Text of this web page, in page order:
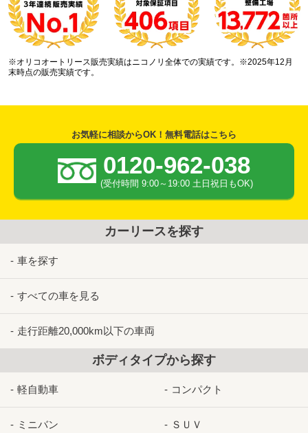
※オリコオートリース販売実績はニコノリ全体での実績です。※2025年12月
末時点の販売実績です。
お気軽に相談からOK！無料電話はこちら
0120-962-038
(受付時間 9:00～19:00 土日祝日もOK)
カーリースを探す
車を探す
すべての車を見る
走行距離20,000km以下の車両
ボディタイプから探す
軽自動車 コンパクト
ミニバン ＳＵＶ